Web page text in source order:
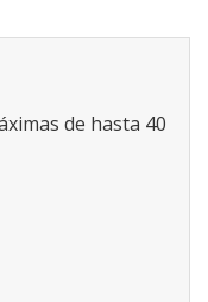
de hasta 40